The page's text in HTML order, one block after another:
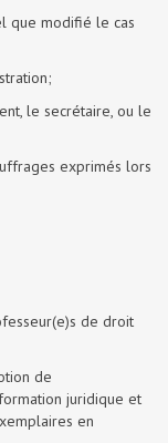
que modifié le cas
le secrétaire, ou le
exprimés lors
de droit
de
juridique et
en